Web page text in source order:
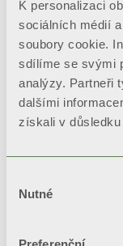
K personalizaci
sociálních médií
soubory cookie.
sdílíme se svými
analýzy. Partneři
dalšími
získali v
souhlasu
Nutné